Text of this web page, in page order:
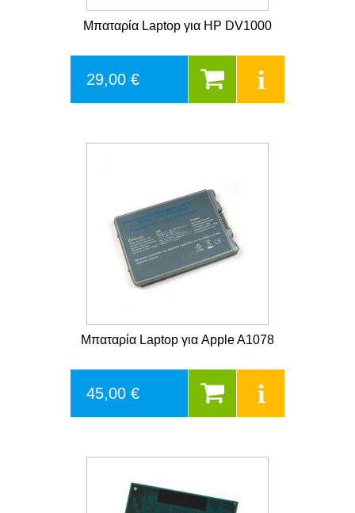
Μπαταρία Laptop για HP DV1000
29,00 €
Μπαταρία Laptop για Apple A1078
45,00 €